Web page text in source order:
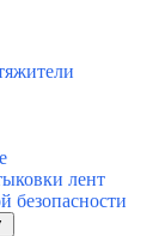
лент
безопасности